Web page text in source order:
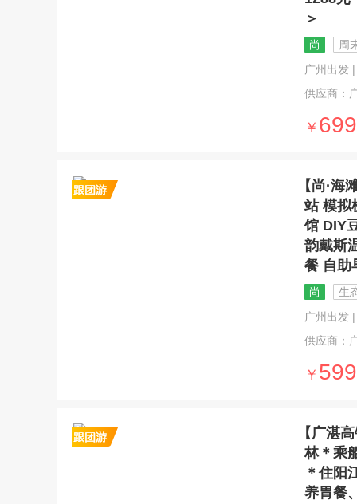
＞
尚
周
广州出发
供应商：
￥ 699
【尚·
站 模拟
馆 DIY
韵戴斯
餐 自助
尚
生
广州出发
供应商：
￥ 599
【广湛
林＊乘
＊住阳
养胃餐